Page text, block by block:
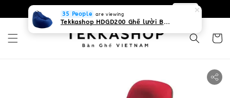
0931268840 Liên hệ với chúng tôi
35 People are viewing
Tekkashop HDGD200 Ghế lười Beanbag form truyền thống, chất liệu Olefin canvas kháng nước, màu xanh biển, có thể sử dụng trong nhà và cả ngoài trời, có quai xách